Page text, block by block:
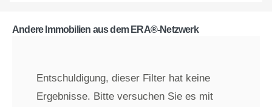
Andere Immobilien aus dem ERA®-Netzwerk
Entschuldigung, dieser Filter hat keine
Ergebnisse. Bitte versuchen Sie es mit